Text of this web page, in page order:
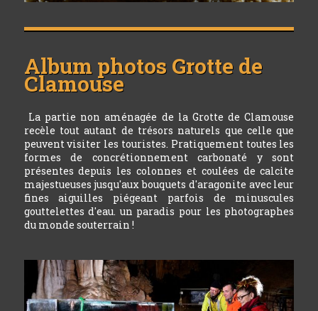
Album photos Grotte de
Clamouse
La partie non aménagée de la Grotte de Clamouse
recèle tout autant de trésors naturels que celle que
peuvent visiter les touristes. Pratiquement toutes les
formes de concrétionnement carbonaté y sont
présentes depuis les colonnes et coulées de calcite
majestueuses jusqu'aux bouquets d'aragonite avec leur
fines aiguilles piégeant parfois de minuscules
gouttelettes d'eau. un paradis pour les photographes
du monde souterrain !